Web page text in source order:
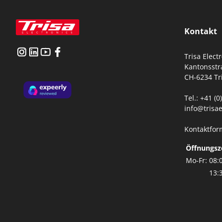
Kontakt
Trisa
CH-6234
Tel.: +41
Mo-Fr: